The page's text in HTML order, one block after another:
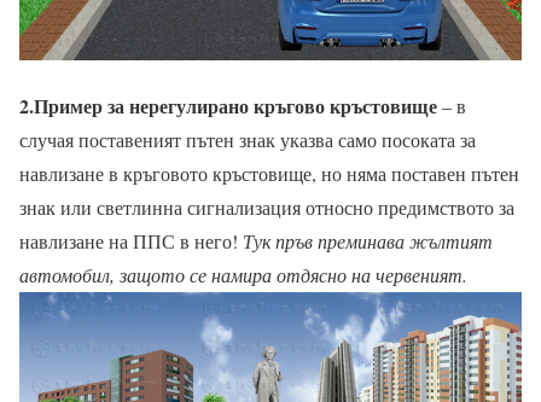
2.Пример за нерегулирано кръгово кръстовище– в
случая поставеният пътен знак указва само посоката за
навлизане в кръговото кръстовище, но няма поставен пътен
знак или светлинна сигнализация относно предимството за
навлизане на ППС в него! Тук пръв преминава жълтият
автомобил, защото се намира отдясно на червеният.